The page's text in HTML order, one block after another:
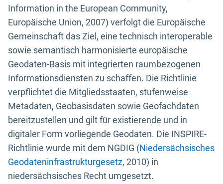
Information in the European Community,
Europäische Union, 2007) verfolgt die Europäische
Gemeinschaft das Ziel, eine technisch interoperable
sowie semantisch harmonisierte europäische
Geodaten-Basis mit integrierten raumbezogenen
Informationsdiensten zu schaffen. Die Richtlinie
verpflichtet die Mitgliedsstaaten, stufenweise
Metadaten, Geobasisdaten sowie Geofachdaten
bereitzustellen und gilt für existierende und in
digitaler Form vorliegende Geodaten. Die INSPIRE-
Richtlinie wurde mit dem NGDIG (Niedersächsisches
Geodateninfrastrukturgesetz, 2010) in
niedersächsisches Recht umgesetzt.